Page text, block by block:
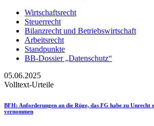
Wirtschaftsrecht
Steuerrecht
Bilanzrecht und Betriebswirtschaft
Arbeitsrecht
Standpunkte
BB-Dossier „Datenschutz“
05.06.2025
Volltext-Urteile
BFH: Anforderungen an die Rüge, das FG habe zu Unrecht
vernommen